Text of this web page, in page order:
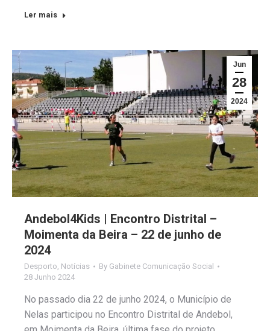
Ler mais
Jun
28
2024
Andebol4Kids | Encontro Distrital –
Moimenta da Beira – 22 de junho de
2024
Desporto, Notícias By Gabinete Comunicação Social
28 Junho 2024
No passado dia 22 de junho 2024, o Município de
Nelas participou no Encontro Distrital de Andebol,